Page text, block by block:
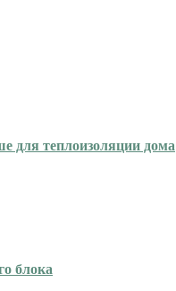
для теплоизоляции дома
блока